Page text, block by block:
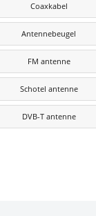
Coaxkabel
Antennebeugel
FM antenne
Schotel antenne
DVB-T antenne